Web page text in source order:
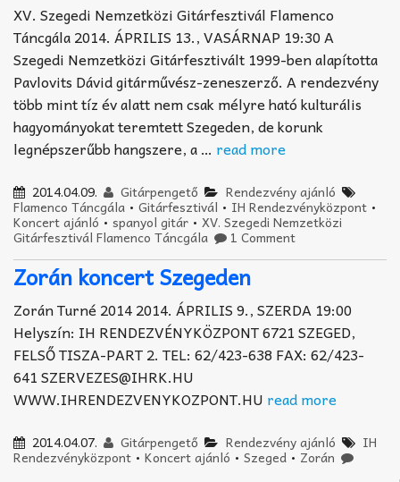
XV. Szegedi Nemzetközi Gitárfesztivál Flamenco
Táncgála 2014. ÁPRILIS 13., VASÁRNAP 19:30 A
Szegedi Nemzetközi Gitárfesztivált 1999-ben alapította
Pavlovits Dávid gitárművész-zeneszerző. A rendezvény
több mint tíz év alatt nem csak mélyre ható kulturális
hagyományokat teremtett Szegeden, de korunk
legnépszerűbb hangszere, a … read more
2014.04.09. Gitárpengető Rendezvény ajánló
Flamenco Táncgála • Gitárfesztivál • IH Rendezvényközpont •
Koncert ajánló • spanyol gitár • XV. Szegedi Nemzetközi
Gitárfesztivál Flamenco Táncgála 1 Comment
Zorán koncert Szegeden
Zorán Turné 2014 2014. ÁPRILIS 9., SZERDA 19:00
Helyszín: IH RENDEZVÉNYKÖZPONT 6721 SZEGED,
FELSŐ TISZA-PART 2. TEL: 62/423-638 FAX: 62/423-
641 SZERVEZES@IHRK.HU
WWW.IHRENDEZVENYKOZPONT.HU read more
2014.04.07. Gitárpengető Rendezvény ajánló IH
Rendezvényközpont • Koncert ajánló • Szeged • Zorán